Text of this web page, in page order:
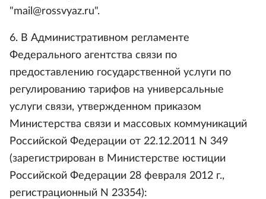
"mail@rossvyaz.ru".
6. В Административном регламенте
Федерального агентства связи по
предоставлению государственной услуги по
регулированию тарифов на универсальные
услуги связи, утвержденном приказом
Министерства связи и массовых коммуникаций
Российской Федерации от 22.12.2011 N 349
(зарегистрирован в Министерстве юстиции
Российской Федерации 28 февраля 2012 г.,
регистрационный N 23354):